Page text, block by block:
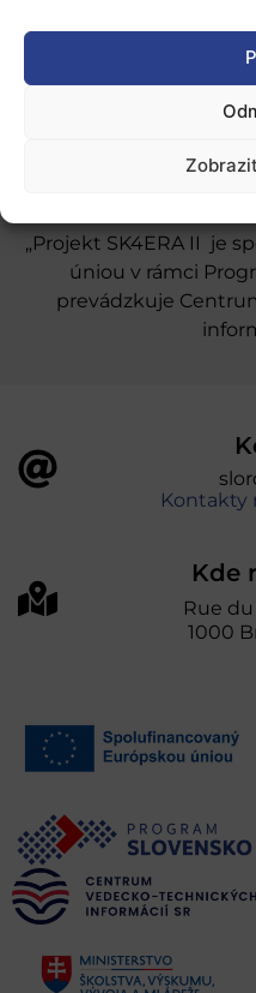
Ochrana
„Projekt SK4ERA II je
úniou v rámci
prevádzkuje
Kontakty
Kde
Rue
1000